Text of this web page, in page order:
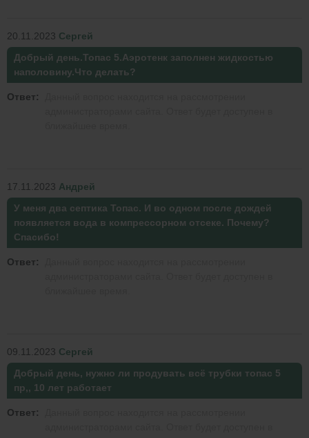
20.11.2023 Сергей
Добрый день.Топас 5.Аэротенк заполнен жидкостью
наполовину.Что делать?
Ответ:
17.11.2023 Андрей
У меня два септика Топас. И во одном после дождей
появляется вода в компрессорном отсеке. Почему?
Спасибо!
Ответ:
09.11.2023 Сергей
Добрый день, нужно ли продувать всё трубки топас 5
пр,, 10 лет работает
Ответ: